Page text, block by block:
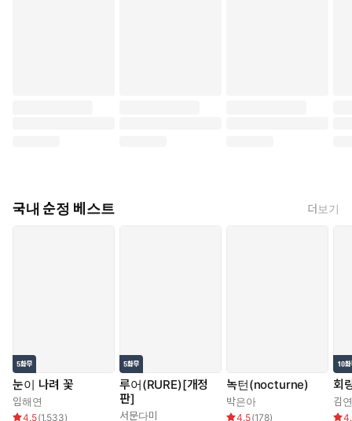
국내 순정 베스트 더보기
눈이 나려 꽃
임해연
4.5(1,533)
루어(RURE)[개정
판]
서문다미
녹턴(nocturne)
박은아
4.5(178)
회
김